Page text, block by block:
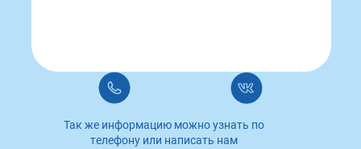
Так же информацию можно узнать по
телефону или написать нам